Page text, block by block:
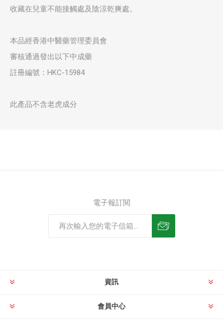
收藏在兒童不能接觸處及陰涼乾爽處。
本品經香港中醫藥管理委員會
審核通過發出以下中成藥
註冊編號：HKC-15984
此產品不含老虎成分
電子報訂閱
資訊
會員中心